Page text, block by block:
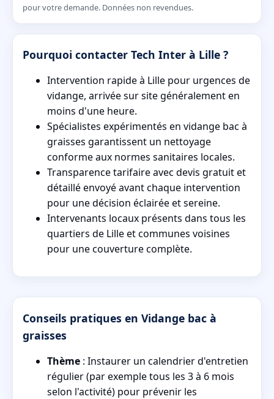
pour votre demande. Données non revendues.
Pourquoi contacter Tech Inter à Lille ?
Intervention rapide à Lille pour urgences de
vidange, arrivée sur site généralement en
moins d'une heure.
Spécialistes expérimentés en vidange bac à
graisses garantissent un nettoyage
conforme aux normes sanitaires locales.
Transparence tarifaire avec devis gratuit et
détaillé envoyé avant chaque intervention
pour une décision éclairée et sereine.
Intervenants locaux présents dans tous les
quartiers de Lille et communes voisines
pour une couverture complète.
Conseils pratiques en Vidange bac à
graisses
Thème : Instaurer un calendrier d'entretien
régulier (par exemple tous les 3 à 6 mois
selon l'activité) pour prévenir les